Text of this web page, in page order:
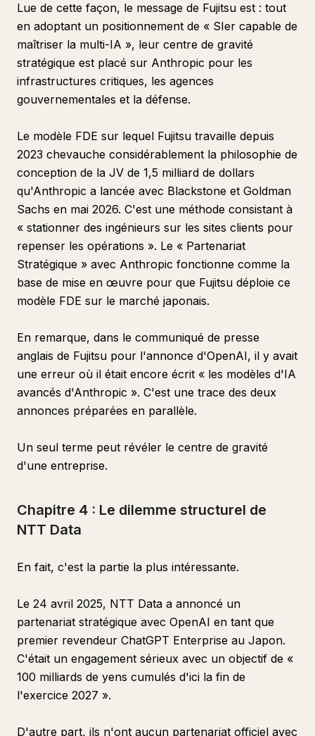
Lue de cette façon, le message de Fujitsu est : tout
en adoptant un positionnement de « SIer capable de
maîtriser la multi-IA », leur centre de gravité
stratégique est placé sur Anthropic pour les
infrastructures critiques, les agences
gouvernementales et la défense.
Le modèle FDE sur lequel Fujitsu travaille depuis
2023 chevauche considérablement la philosophie de
conception de la JV de 1,5 milliard de dollars
qu'Anthropic a lancée avec Blackstone et Goldman
Sachs en mai 2026. C'est une méthode consistant à
« stationner des ingénieurs sur les sites clients pour
repenser les opérations ». Le « Partenariat
Stratégique » avec Anthropic fonctionne comme la
base de mise en œuvre pour que Fujitsu déploie ce
modèle FDE sur le marché japonais.
En remarque, dans le communiqué de presse
anglais de Fujitsu pour l'annonce d'OpenAI, il y avait
une erreur où il était encore écrit « les modèles d'IA
avancés d'Anthropic ». C'est une trace des deux
annonces préparées en parallèle.
Un seul terme peut révéler le centre de gravité
d'une entreprise.
Chapitre 4 : Le dilemme structurel de
NTT Data
En fait, c'est la partie la plus intéressante.
Le 24 avril 2025, NTT Data a annoncé un
partenariat stratégique avec OpenAI en tant que
premier revendeur ChatGPT Enterprise au Japon.
C'était un engagement sérieux avec un objectif de «
100 milliards de yens cumulés d'ici la fin de
l'exercice 2027 ».
D'autre part, ils n'ont aucun partenariat officiel avec